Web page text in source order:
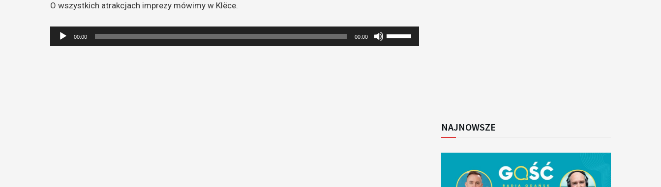
O wszystkich atrakcjach imprezy mówimy w Klëce.
Odtwarzacz
plików
00:00 00:00
strzałek
NAJNOWSZE